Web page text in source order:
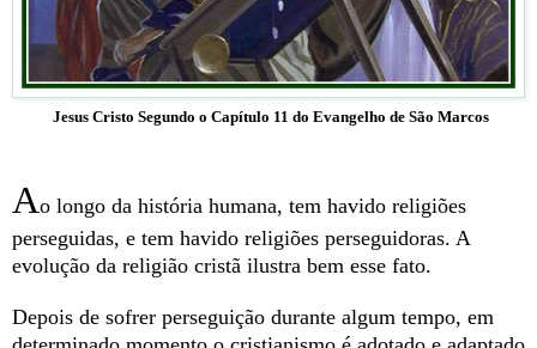
Jesus Cristo Segundo o Capítulo 11 do Evangelho de São Marcos
Ao longo da história humana, tem havido religiões
perseguidas, e tem havido religiões perseguidoras. A
evolução da religião cristã ilustra bem esse fato.
Depois de sofrer perseguição durante algum tempo, em